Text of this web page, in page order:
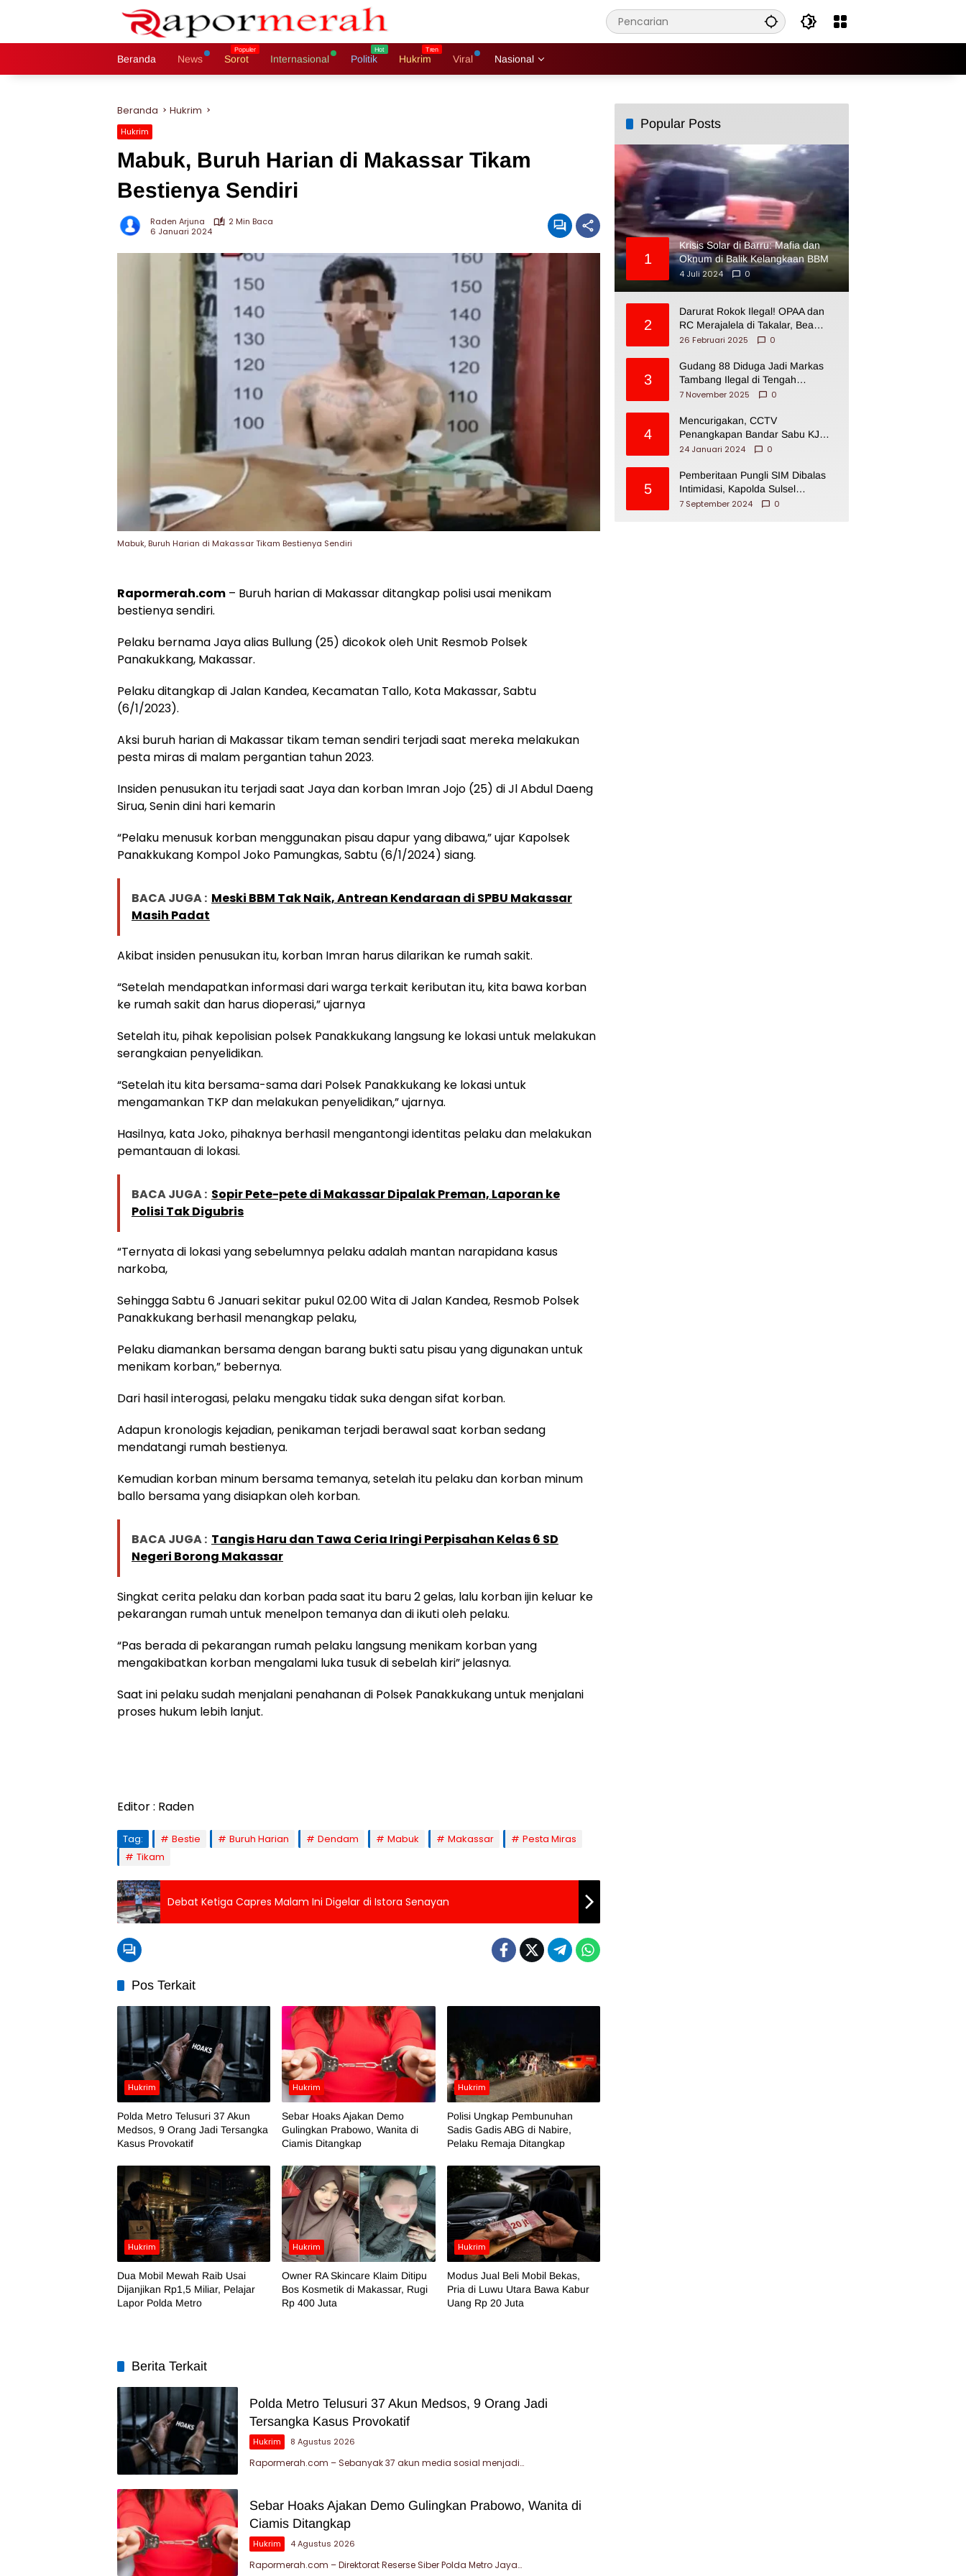
Beranda News Sorot Internasional Politik Hukrim Viral Nasional
Beranda Hukrim
Hukrim
Mabuk, Buruh Harian di Makassar Tikam
Bestienya Sendiri
Raden Arjuna
2 Min Baca
6 Januari 2024
Mabuk, Buruh Harian di Makassar Tikam Bestienya Sendiri
Rapormerah.com – Buruh harian di Makassar ditangkap polisi usai menikam
bestienya sendiri.
Pelaku bernama Jaya alias Bullung (25) dicokok oleh Unit Resmob Polsek
Panakukkang, Makassar.
Pelaku ditangkap di Jalan Kandea, Kecamatan Tallo, Kota Makassar, Sabtu
(6/1/2023).
Aksi buruh harian di Makassar tikam teman sendiri terjadi saat mereka melakukan
pesta miras di malam pergantian tahun 2023.
Insiden penusukan itu terjadi saat Jaya dan korban Imran Jojo (25) di Jl Abdul Daeng
Sirua, Senin dini hari kemarin
“Pelaku menusuk korban menggunakan pisau dapur yang dibawa,” ujar Kapolsek
Panakkukang Kompol Joko Pamungkas, Sabtu (6/1/2024) siang.
BACA JUGA : Meski BBM Tak Naik, Antrean Kendaraan di SPBU Makassar
Masih Padat
Akibat insiden penusukan itu, korban Imran harus dilarikan ke rumah sakit.
“Setelah mendapatkan informasi dari warga terkait keributan itu, kita bawa korban
ke rumah sakit dan harus dioperasi,” ujarnya
Setelah itu, pihak kepolisian polsek Panakkukang langsung ke lokasi untuk melakukan
serangkaian penyelidikan.
“Setelah itu kita bersama-sama dari Polsek Panakkukang ke lokasi untuk
mengamankan TKP dan melakukan penyelidikan,” ujarnya.
Hasilnya, kata Joko, pihaknya berhasil mengantongi identitas pelaku dan melakukan
pemantauan di lokasi.
BACA JUGA : Sopir Pete-pete di Makassar Dipalak Preman, Laporan ke
Polisi Tak Digubris
“Ternyata di lokasi yang sebelumnya pelaku adalah mantan narapidana kasus
narkoba,
Sehingga Sabtu 6 Januari sekitar pukul 02.00 Wita di Jalan Kandea, Resmob Polsek
Panakkukang berhasil menangkap pelaku,
Pelaku diamankan bersama dengan barang bukti satu pisau yang digunakan untuk
menikam korban,” bebernya.
Dari hasil interogasi, pelaku mengaku tidak suka dengan sifat korban.
Adapun kronologis kejadian, penikaman terjadi berawal saat korban sedang
mendatangi rumah bestienya.
Kemudian korban minum bersama temanya, setelah itu pelaku dan korban minum
ballo bersama yang disiapkan oleh korban.
BACA JUGA : Tangis Haru dan Tawa Ceria Iringi Perpisahan Kelas 6 SD
Negeri Borong Makassar
Singkat cerita pelaku dan korban pada saat itu baru 2 gelas, lalu korban ijin keluar ke
pekarangan rumah untuk menelpon temanya dan di ikuti oleh pelaku.
“Pas berada di pekarangan rumah pelaku langsung menikam korban yang
mengakibatkan korban mengalami luka tusuk di sebelah kiri” jelasnya.
Saat ini pelaku sudah menjalani penahanan di Polsek Panakkukang untuk menjalani
proses hukum lebih lanjut.
Editor : Raden
Tag: Bestie Buruh Harian Dendam Mabuk Makassar
Pesta Miras
Tikam
Debat Ketiga Capres Malam Ini Digelar di Istora Senayan
Pos Terkait
Hukrim
Polda Metro Telusuri 37 Akun
Medsos, 9 Orang Jadi Tersangka
Kasus Provokatif
Hukrim
Sebar Hoaks Ajakan Demo
Gulingkan Prabowo, Wanita di
Ciamis Ditangkap
Hukrim
Polisi Ungkap Pembunuhan
Sadis Gadis ABG di Nabire,
Pelaku Remaja Ditangkap
Hukrim
Dua Mobil Mewah Raib Usai
Dijanjikan Rp1,5 Miliar, Pelajar
Lapor Polda Metro
Hukrim
Owner RA Skincare Klaim Ditipu
Bos Kosmetik di Makassar, Rugi
Rp 400 Juta
Hukrim
Modus Jual Beli Mobil Bekas,
Pria di Luwu Utara Bawa Kabur
Uang Rp 20 Juta
Berita Terkait
Polda Metro Telusuri 37 Akun Medsos, 9 Orang Jadi
Tersangka Kasus Provokatif
Hukrim 8 Agustus 2026
Rapormerah.com – Sebanyak 37 akun media sosial menjadi…
Sebar Hoaks Ajakan Demo Gulingkan Prabowo, Wanita di
Ciamis Ditangkap
Hukrim 4 Agustus 2026
Rapormerah.com – Direktorat Reserse Siber Polda Metro Jaya…
Popular Posts
1
Krisis Solar di Barru: Mafia dan
Oknum di Balik Kelangkaan BBM
4 Juli 2024
0
2
Darurat Rokok Ilegal! OPAA dan
RC Merajalela di Takalar, Bea
Cukai Impoten
26 Februari 2025 0
3
Gudang 88 Diduga Jadi Markas
Tambang Ilegal di Tengah
Permukiman Warga Makassar
7 November 2025 0
4
Mencurigakan, CCTV
Penangkapan Bandar Sabu KJ
Disita Oknum BNNP Sulsel
24 Januari 2024 0
5
Pemberitaan Pungli SIM Dibalas
Intimidasi, Kapolda Sulsel
Dikecam PJI Sulsel
7 September 2024 0